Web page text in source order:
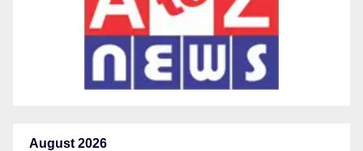
August 2026